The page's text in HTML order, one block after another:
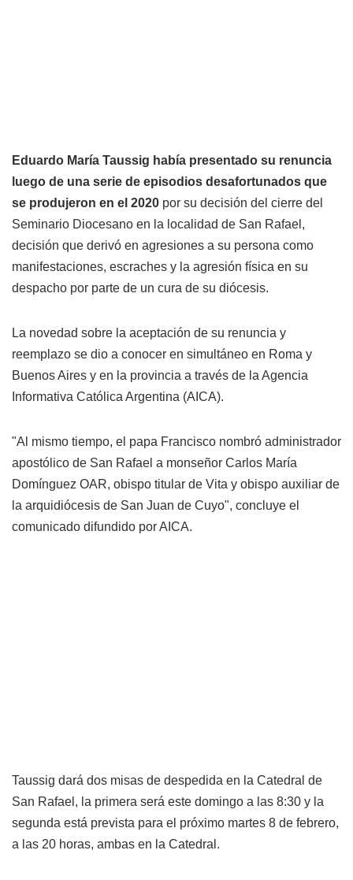
Eduardo María Taussig había presentado su renuncia
luego de una serie de episodios desafortunados que
se produjeron en el 2020 por su decisión del cierre del
Seminario Diocesano en la localidad de San Rafael,
decisión que derivó en agresiones a su persona como
manifestaciones, escraches y la agresión física en su
despacho por parte de un cura de su diócesis.
La novedad sobre la aceptación de su renuncia y
reemplazo se dio a conocer en simultáneo en Roma y
Buenos Aires y en la provincia a través de la Agencia
Informativa Católica Argentina (AICA).
"Al mismo tiempo, el papa Francisco nombró administrador
apostólico de San Rafael a monseñor Carlos María
Domínguez OAR, obispo titular de Vita y obispo auxiliar de
la arquidiócesis de San Juan de Cuyo", concluye el
comunicado difundido por AICA.
Taussig dará dos misas de despedida en la Catedral de
San Rafael, la primera será este domingo a las 8:30 y la
segunda está prevista para el próximo martes 8 de febrero,
a las 20 horas, ambas en la Catedral.